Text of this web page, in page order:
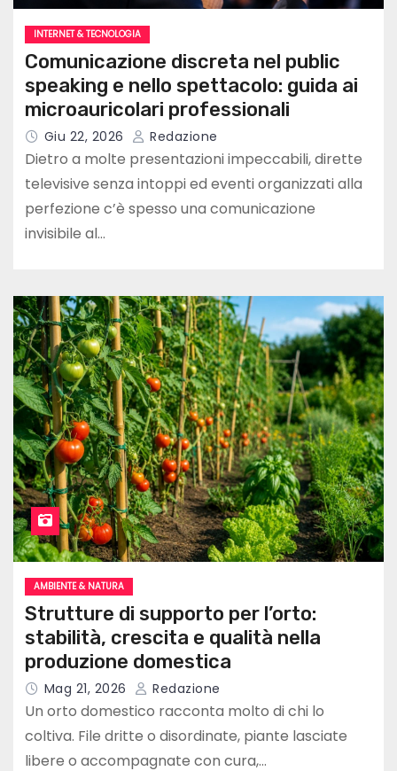
INTERNET & TECNOLOGIA
Comunicazione discreta nel public
speaking e nello spettacolo: guida ai
microauricolari professionali
Giu 22, 2026 Redazione
Dietro a molte presentazioni impeccabili, dirette
televisive senza intoppi ed eventi organizzati alla
perfezione c’è spesso una comunicazione
invisibile al…
AMBIENTE & NATURA
Strutture di supporto per l’orto:
stabilità, crescita e qualità nella
produzione domestica
Mag 21, 2026 Redazione
Un orto domestico racconta molto di chi lo
coltiva. File dritte o disordinate, piante lasciate
libere o accompagnate con cura,…